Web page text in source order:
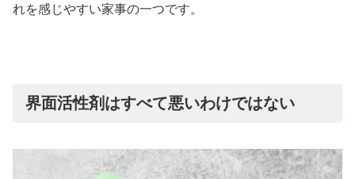
れを感じやすい家事の一つです。
界面活性剤はすべて悪いわけではない